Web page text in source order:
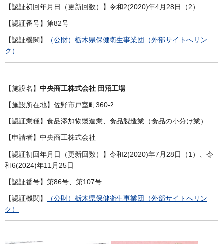
【認証初回年月日（更新回数）】令和2(2020)年4月28日（2）
【認証番号】第82号
【認証機関】
（公財）栃木県保健衛生事業団（外部サイトへリン
ク）
【施設名】 中央商工株式会社 田沼工場
【施設所在地】佐野市戸室町360-2
【認証業種】食品添加物製造業、食品製造業（食品の小分け業）
【申請者】中央商工株式会社
【認証初回年月日（更新回数）】令和2(2020)年7月28日（1）、令
和6(2024)年11月25日
【認証番号】第86号、第107号
【認証機関】
（公財）栃木県保健衛生事業団（外部サイトへリン
ク）